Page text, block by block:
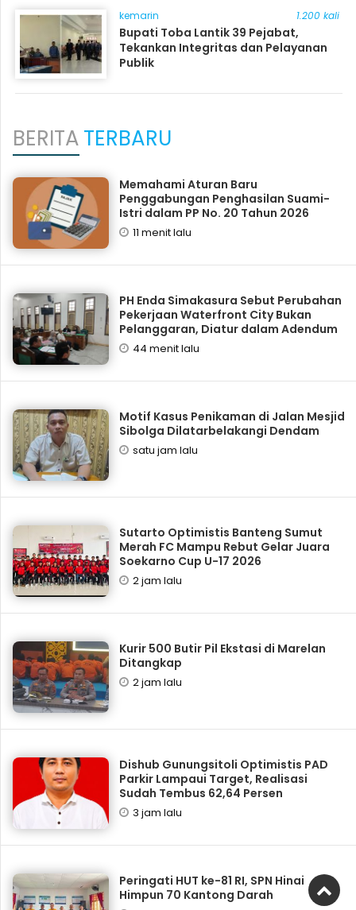
kemarin 1.200 kali
Bupati Toba Lantik 39 Pejabat,
Tekankan Integritas dan Pelayanan
Publik
BERITATERBARU
Memahami Aturan Baru
Penggabungan Penghasilan Suami-
Istri dalam PP No. 20 Tahun 2026
11 menit lalu
PH Enda Simakasura Sebut Perubahan
Pekerjaan Waterfront City Bukan
Pelanggaran, Diatur dalam Adendum
44 menit lalu
Motif Kasus Penikaman di Jalan Mesjid
Sibolga Dilatarbelakangi Dendam
satu jam lalu
Sutarto Optimistis Banteng Sumut
Merah FC Mampu Rebut Gelar Juara
Soekarno Cup U-17 2026
2 jam lalu
Kurir 500 Butir Pil Ekstasi di Marelan
Ditangkap
2 jam lalu
Dishub Gunungsitoli Optimistis PAD
Parkir Lampaui Target, Realisasi
Sudah Tembus 62,64 Persen
3 jam lalu
Peringati HUT ke-81 RI, SPN Hinai
Himpun 70 Kantong Darah